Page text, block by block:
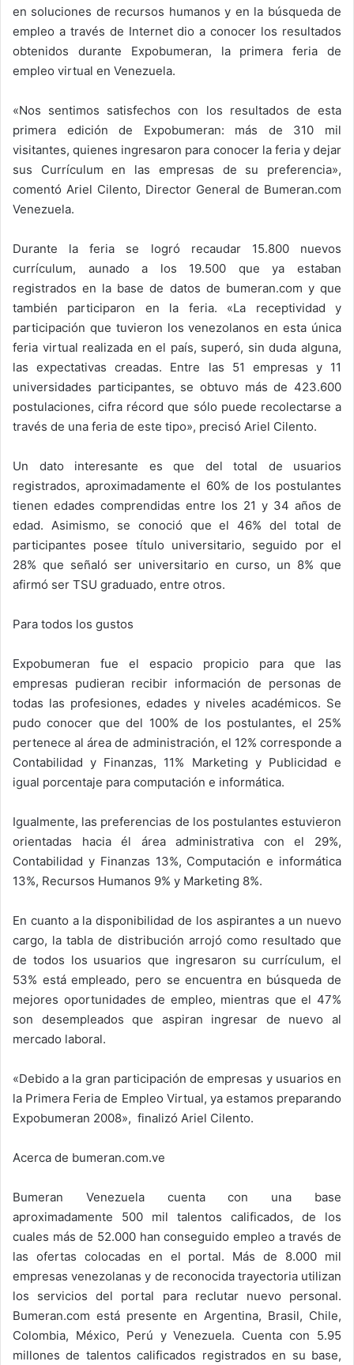
en soluciones de recursos humanos y en la búsqueda de
empleo a través de Internet dio a conocer los resultados
obtenidos durante Expobumeran, la primera feria de
empleo virtual en Venezuela.
«Nos sentimos satisfechos con los resultados de esta
primera edición de Expobumeran: más de 310 mil
visitantes, quienes ingresaron para conocer la feria y dejar
sus Currículum en las empresas de su preferencia»,
comentó Ariel Cilento, Director General de Bumeran.com
Venezuela.
Durante la feria se logró recaudar 15.800 nuevos
currículum, aunado a los 19.500 que ya estaban
registrados en la base de datos de bumeran.com y que
también participaron en la feria. «La receptividad y
participación que tuvieron los venezolanos en esta única
feria virtual realizada en el país, superó, sin duda alguna,
las expectativas creadas. Entre las 51 empresas y 11
universidades participantes, se obtuvo más de 423.600
postulaciones, cifra récord que sólo puede recolectarse a
través de una feria de este tipo», precisó Ariel Cilento.
Un dato interesante es que del total de usuarios
registrados, aproximadamente el 60% de los postulantes
tienen edades comprendidas entre los 21 y 34 años de
edad. Asimismo, se conoció que el 46% del total de
participantes posee título universitario, seguido por el
28% que señaló ser universitario en curso, un 8% que
afirmó ser TSU graduado, entre otros.
Para todos los gustos
Expobumeran fue el espacio propicio para que las
empresas pudieran recibir información de personas de
todas las profesiones, edades y niveles académicos. Se
pudo conocer que del 100% de los postulantes, el 25%
pertenece al área de administración, el 12% corresponde a
Contabilidad y Finanzas, 11% Marketing y Publicidad e
igual porcentaje para computación e informática.
Igualmente, las preferencias de los postulantes estuvieron
orientadas hacia él área administrativa con el 29%,
Contabilidad y Finanzas 13%, Computación e informática
13%, Recursos Humanos 9% y Marketing 8%.
En cuanto a la disponibilidad de los aspirantes a un nuevo
cargo, la tabla de distribución arrojó como resultado que
de todos los usuarios que ingresaron su currículum, el
53% está empleado, pero se encuentra en búsqueda de
mejores oportunidades de empleo, mientras que el 47%
son desempleados que aspiran ingresar de nuevo al
mercado laboral.
«Debido a la gran participación de empresas y usuarios en
la Primera Feria de Empleo Virtual, ya estamos preparando
Expobumeran 2008», finalizó Ariel Cilento.
Acerca de bumeran.com.ve
Bumeran Venezuela cuenta con una base
aproximadamente 500 mil talentos calificados, de los
cuales más de 52.000 han conseguido empleo a través de
las ofertas colocadas en el portal. Más de 8.000 mil
empresas venezolanas y de reconocida trayectoria utilizan
los servicios del portal para reclutar nuevo personal.
Bumeran.com está presente en Argentina, Brasil, Chile,
Colombia, México, Perú y Venezuela. Cuenta con 5.95
millones de talentos calificados registrados en su base,